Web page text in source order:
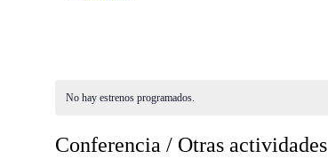
No hay estrenos programados.
Conferencia / Otras actividades